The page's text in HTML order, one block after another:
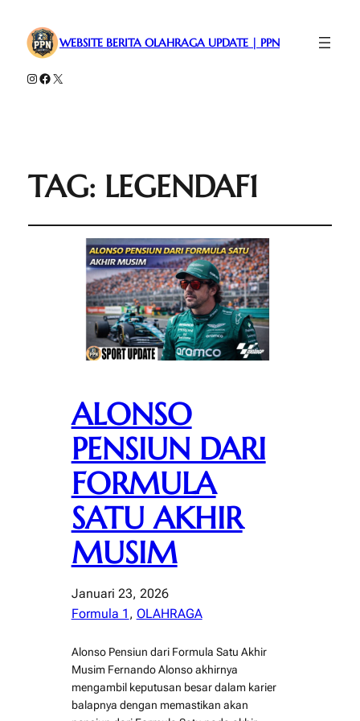
WEBSITE BERITA OLAHRAGA UPDATE | PPN
Instagram
Facebook
X
TAG: LEGENDAF1
ALONSO
PENSIUN DARI
FORMULA
SATU AKHIR
MUSIM
Januari 23, 2026
Formula 1 , OLAHRAGA
Alonso Pensiun dari Formula Satu Akhir
Musim Fernando Alonso akhirnya
mengambil keputusan besar dalam karier
balapnya dengan memastikan akan